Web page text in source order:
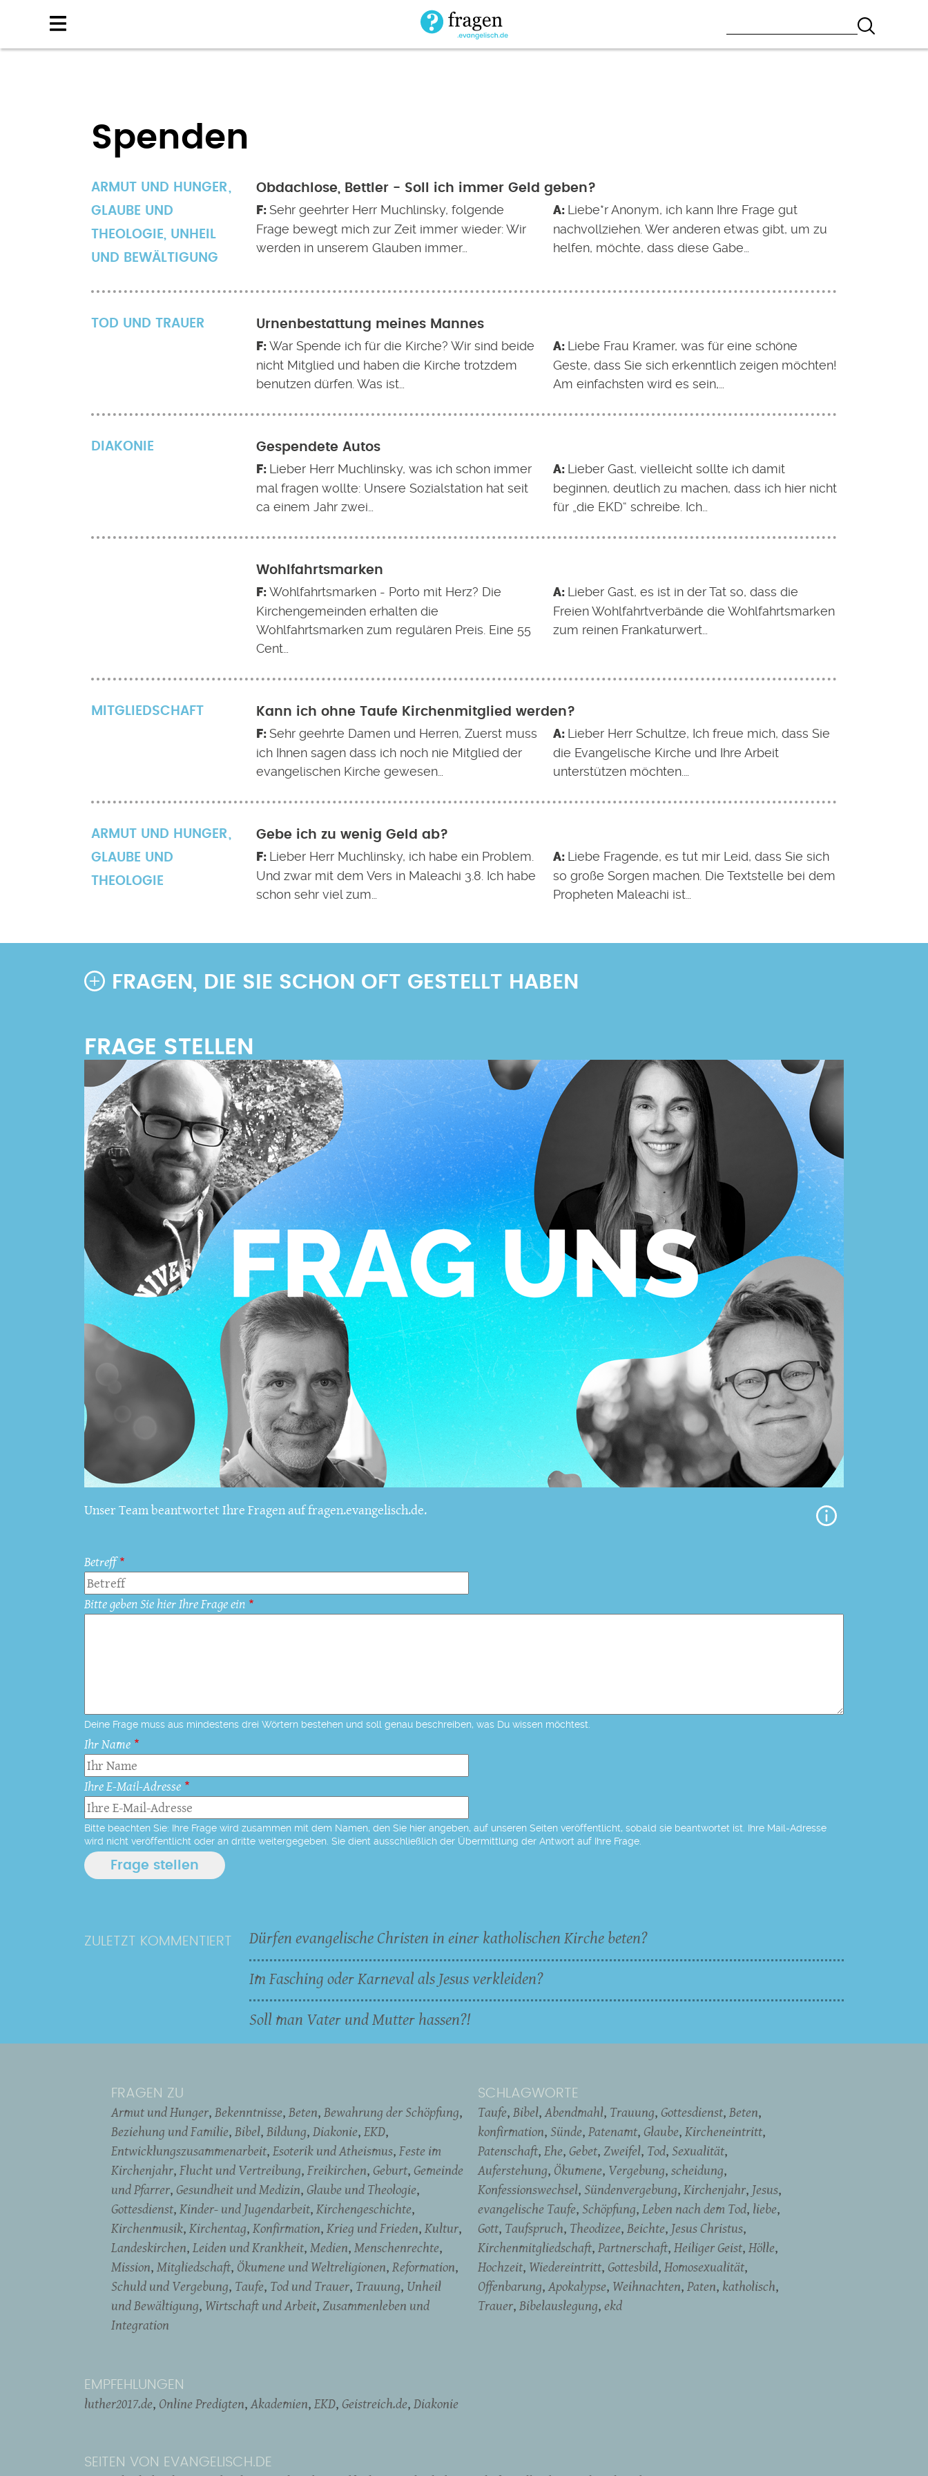
Spenden
ARMUT UND HUNGER
GLAUBE UND
THEOLOGIE, UNHEIL
UND BEWÄLTIGUNG
Obdachlose, Bettler - Soll ich immer Geld geben?
Sehr geehrter Herr Muchlinsky, folgende
Frage bewegt mich zur Zeit immer wieder: Wir
werden in unserem Glauben immer…
Liebe*r Anonym, ich kann Ihre Frage gut
nachvollziehen. Wer anderen etwas gibt, um zu
helfen, möchte, dass diese Gabe…
TOD UND TRAUER Urnenbestattung meines Mannes
War Spende ich für die Kirche? Wir sind beide
nicht Mitglied und haben die Kirche trotzdem
benutzen dürfen. Was ist…
Liebe Frau Kramer, was für eine schöne
Geste, dass Sie sich erkenntlich zeigen möchten!
Am einfachsten wird es sein,…
DIAKONIE Gespendete Autos
Lieber Herr Muchlinsky, was ich schon immer
mal fragen wollte: Unsere Sozialstation hat seit
ca einem Jahr zwei…
Lieber Gast, vielleicht sollte ich damit
beginnen, deutlich zu machen, dass ich hier nicht
für „die EKD“ schreibe. Ich…
Wohlfahrtsmarken
Wohlfahrtsmarken - Porto mit Herz? Die
Kirchengemeinden erhalten die
Wohlfahrtsmarken zum regulären Preis. Eine 55
Cent…
Lieber Gast, es ist in der Tat so, dass die
Freien Wohlfahrtverbände die Wohlfahrtsmarken
zum reinen Frankaturwert…
MITGLIEDSCHAFT Kann ich ohne Taufe Kirchenmitglied werden?
Sehr geehrte Damen und Herren, Zuerst muss
ich Ihnen sagen dass ich noch nie Mitglied der
evangelischen Kirche gewesen…
Lieber Herr Schultze, Ich freue mich, dass Sie
die Evangelische Kirche und Ihre Arbeit
unterstützen möchten.…
ARMUT UND HUNGER
GLAUBE UND
THEOLOGIE
Gebe ich zu wenig Geld ab?
Lieber Herr Muchlinsky, ich habe ein Problem.
Und zwar mit dem Vers in Maleachi 3.8. Ich habe
schon sehr viel zum…
Liebe Fragende, es tut mir Leid, dass Sie sich
so große Sorgen machen. Die Textstelle bei dem
Propheten Maleachi ist…
FRAGEN, DIE SIE SCHON OFT GESTELLT HABEN
Unser Team beantwortet Ihre Fragen auf fragen.evangelisch.de.
Betreff
Bitte geben Sie hier Ihre Frage ein
Deine Frage muss aus mindestens drei Wörtern bestehen und soll genau beschreiben, was Du wissen möchtest.
Ihr Name
Ihre E-Mail-Adresse
Bitte beachten Sie: Ihre Frage wird zusammen mit dem Namen, den Sie hier angeben, auf unseren Seiten veröffentlicht, sobald sie beantwortet ist. Ihre Mail-Adresse
wird nicht veröffentlicht oder an dritte weitergegeben. Sie dient ausschließlich der Übermittlung der Antwort auf Ihre Frage.
ZULETZT KOMMENTIERT
Dürfen evangelische Christen in einer katholischen Kirche beten?
Im Fasching oder Karneval als Jesus verkleiden?
Soll man Vater und Mutter hassen?!
FRAGEN ZU
Armut und Hunger Bekenntnisse Beten Bewahrung der Schöpfung
Beziehung und Familie Bibel Bildung Diakonie EKD
Entwicklungszusammenarbeit Esoterik und Atheismus Feste im
Kirchenjahr Flucht und Vertreibung Freikirchen Geburt Gemeinde
und Pfarrer Gesundheit und Medizin Glaube und Theologie
Gottesdienst Kinder- und Jugendarbeit Kirchengeschichte
Kirchenmusik Kirchentag Konfirmation Krieg und Frieden Kultur
Landeskirchen Leiden und Krankheit Medien Menschenrechte
Mission Mitgliedschaft Ökumene und Weltreligionen Reformation
Schuld und Vergebung Taufe Tod und Trauer Trauung Unheil
und Bewältigung Wirtschaft und Arbeit Zusammenleben und
Integration
SCHLAGWORTE
Taufe Bibel Abendmahl Trauung Gottesdienst Beten
konfirmation Sünde Patenamt Glaube Kircheneintritt
Patenschaft Ehe Gebet Zweifel Tod Sexualität
Auferstehung Ökumene Vergebung scheidung
Konfessionswechsel Sündenvergebung Kirchenjahr Jesus
evangelische Taufe Schöpfung Leben nach dem Tod liebe
Gott Taufspruch Theodizee Beichte Jesus Christus
Kirchenmitgliedschaft Partnerschaft Heiliger Geist Hölle
Hochzeit Wiedereintritt Gottesbild Homosexualität
Offenbarung Apokalypse Weihnachten Paten katholisch
Trauer Bibelauslegung ekd
EMPFEHLUNGEN
luther2017.de Online Predigten Akademien EKD Geistreich.de Diakonie
SEITEN VON EVANGELISCH.DE